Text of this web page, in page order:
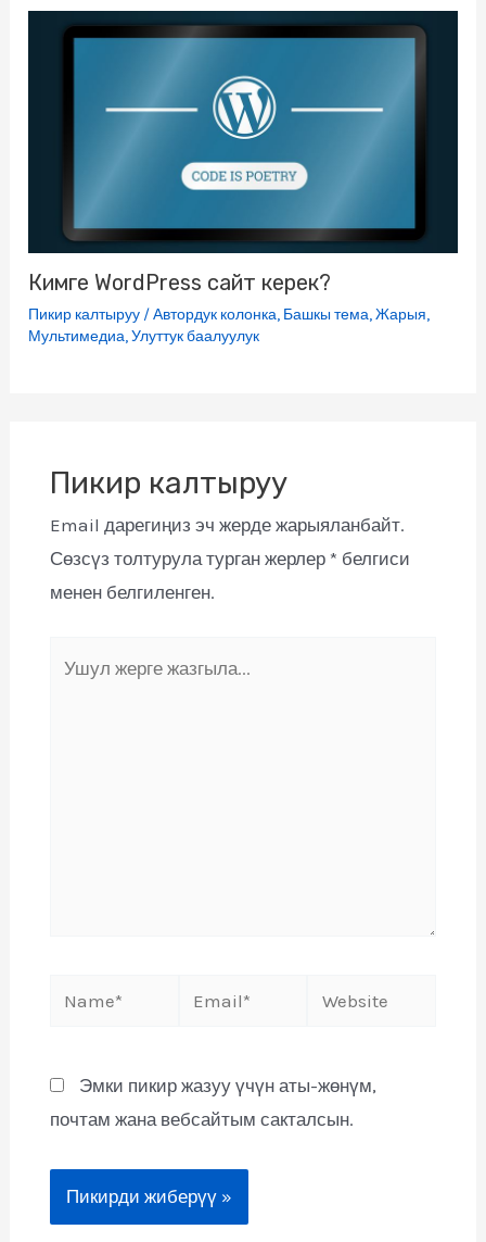
Кимге WordPress сайт керек?
Пикир калтыруу /Автордук колонка, Башкы тема,Жарыя,
Мультимедиа,Улуттук баалуулук
Пикир калтыруу
Email дарегиңиз эч жерде жарыяланбайт.
Сөзсүз толтурула турган жерлер * белгиси
менен белгиленген.
Эмки пикир жазуу үчүн аты-жөнүм,
почтам жана вебсайтым сакталсын.